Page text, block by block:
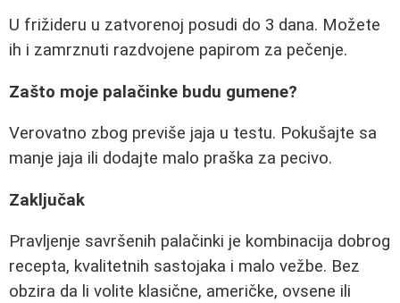
U frižideru u zatvorenoj posudi do 3 dana. Možete
ih i zamrznuti razdvojene papirom za pečenje.
Zašto moje palačinke budu gumene?
Verovatno zbog previše jaja u testu. Pokušajte sa
manje jaja ili dodajte malo praška za pecivo.
Zaključak
Pravljenje savršenih palačinki je kombinacija dobrog
recepta, kvalitetnih sastojaka i malo vežbe. Bez
obzira da li volite klasične, američke, ovsene ili